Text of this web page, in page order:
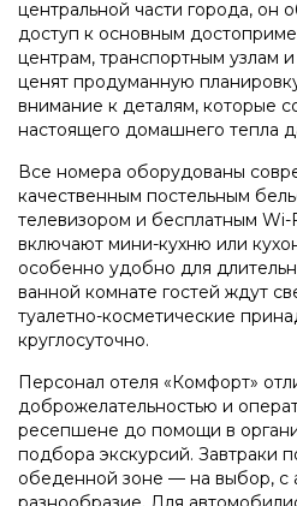
центральной части города, он
доступ к основным
центрам, транспортным узлам
ценят продуманную
внимание к деталям, которые
настоящего домашнего тепла
Все номера оборудованы
качественным постельным
телевизором и бесплатным Wi-
включают мини-кухню или
особенно удобно для
ванной комнате гостей ждут
туалетно-косметические
круглосуточно.
Персонал отеля «Комфорт»
доброжелательностью и
ресепшене до помощи в
подбора экскурсий. Завтраки
обеденной зоне — на выбор, с